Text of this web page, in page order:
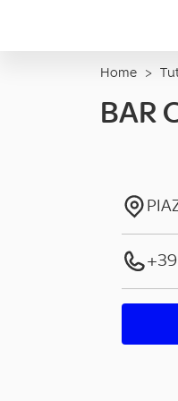
Home >
BAR